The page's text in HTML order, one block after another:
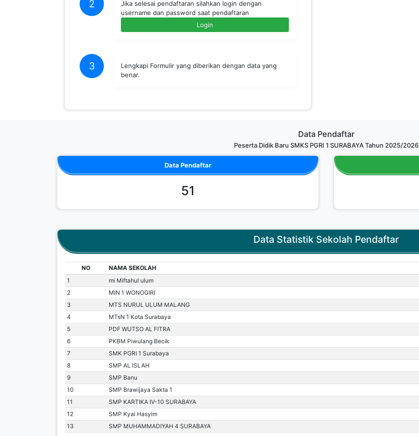
2
Jika selesai pendaftaran silahkan login dengan
username dan password saat pendaftaran
Login
3
Lengkapi Formulir yang diberikan dengan data yang
benar.
Data Pendaftar
Peserta Didik Baru SMKS PGRI 1 SURABAYA Tahun 2025/2026
Data Pendaftar
51
Data Statistik Sekolah Pendaftar
NO NAMA SEKOLAH
1
mi Miftahul ulum
2 MIN 1 WONOGIRI
3 MTS NURUL ULUM MALANG
4 MTsN 1 Kota Surabaya
5 PDF WUTSO AL FITRA
6 PKBM Piwulang Becik
7 SMK PGRI 1 Surabaya
8 SMP AL ISLAH
9 SMP Banu
10 SMP Brawijaya Sakta 1
11 SMP KARTIKA IV-10 SURABAYA
12 SMP Kyai Hasyim
13 SMP MUHAMMADIYAH 4 SURABAYA